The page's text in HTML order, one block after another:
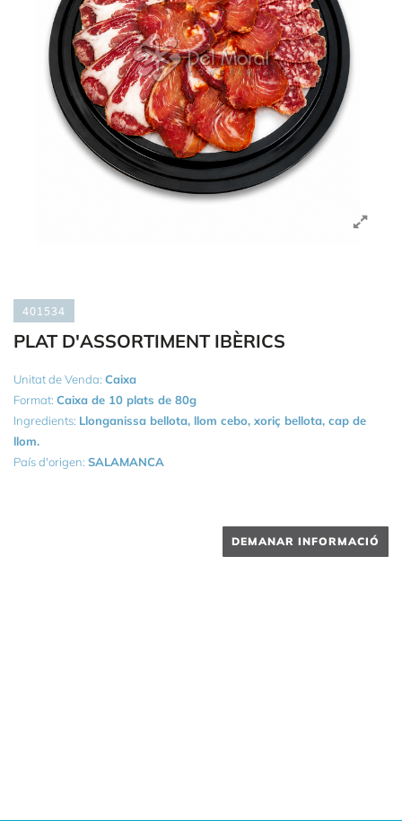
401534
PLAT D'ASSORTIMENT IBÈRICS
Unitat de Venda: Caixa
Format: Caixa de 10 plats de 80g
Ingredients: Llonganissa bellota, llom cebo, xoriç bellota, cap de
llom.
País d'origen: SALAMANCA
DEMANAR INFORMACIÓ